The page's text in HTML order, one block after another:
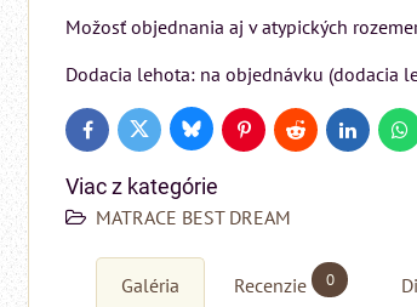
Možosť objednania aj v atypických
Dodacia lehota: na objednávku (dodacia
FacebookTwitter BlueskyPinterestReddit LinkedIn
Viac z kategórie
MATRACE BEST DREAM
Galéria Recenzie 0